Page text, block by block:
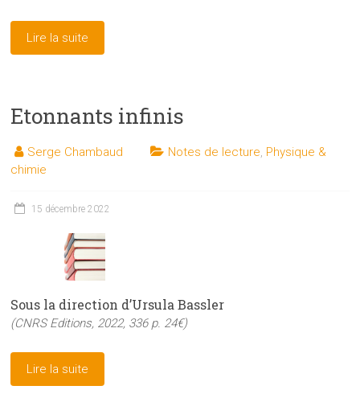
Lire la suite
Etonnants infinis
Serge Chambaud Notes de lecture, Physique &
chimie
15 décembre 2022
Sous la direction d’Ursula Bassler
(CNRS Editions, 2022, 336 p. 24€)
Lire la suite